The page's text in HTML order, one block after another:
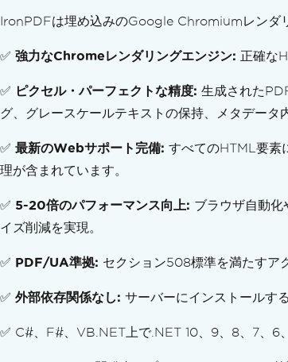
PDFデザインを強化
注釈を追加＆編集
カスタム透かし
背景 & 前景
ライン & 長方形を描画する
テキストとページを回転
PDFを整理する
PDF構造を編集
PDF の結合または分割
補足組織
添付ファイルの追加と削除
IronPDFは埋め込みのGoogle Chromiumレンダ
✅ 強力なChromeレンダリングエンジン: 正確な
✅ ピクセル・パーフェクトな精度: 生成された
グ、グレースケールテキストの保持、メタデー
✅ 最新のWebサポート完備: すべてのHTML要素
理が含まれています。
✅ 5-20倍のパフォーマンス向上: ブラウザ自動
イズ削減を実現。
✅ PDF/UA準拠: セクション508標準を満たすア
✅ 外部依存関係なし: サーバーにインストールす
✅ C#、F#、VB.NET上で.NET 10、9、8、7、